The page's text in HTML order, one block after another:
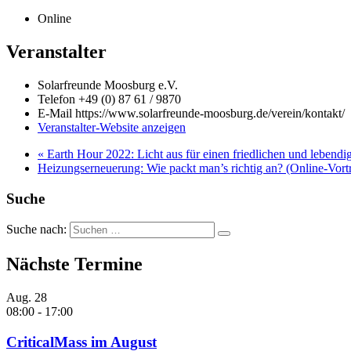
Online
Veranstalter
Solarfreunde Moosburg e.V.
Telefon +49 (0) 87 61 / 9870
E-Mail https://www.solarfreunde-moosburg.de/verein/kontakt/
Veranstalter-Website anzeigen
« Earth Hour 2022: Licht aus für einen friedlichen und
Heizungserneuerung: Wie packt man’s richtig an? (Online-
Suche
Suche nach:
Nächste Termine
Aug. 28
08:00 - 17:00
CriticalMass im August